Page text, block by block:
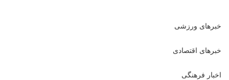
خبرهای ورزشی
خبرهای اقتصادی
اخبار فرهنگی